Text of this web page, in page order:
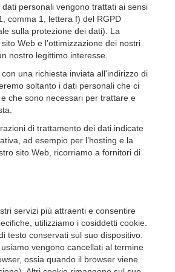
dati personali vengono trattati ai sensi
comma 1, lettera f) del RGPD
sulla protezione dei dati). La
Web e l’ottimizzazione dei nostri
nostro legittimo interesse.
una richiesta inviata all'indirizzo di
soltanto i dati personali che ci
che sono necessari per trattare e
di trattamento dei dati indicate
ad esempio per l’hosting e la
sito Web, ricorriamo a fornitori di
servizi più attraenti e consentire
utilizziamo i cosiddetti cookie.
testo conservati sul suo dispositivo.
vengono cancellati al termine
ossia quando il browser viene